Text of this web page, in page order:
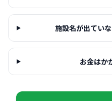
施設名が出てい
お金はか